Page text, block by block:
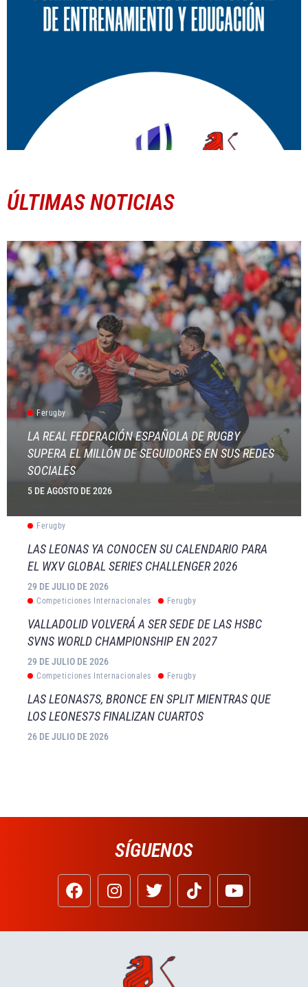
ÚLTIMAS NOTICIAS
Ferugby
LA REAL FEDERACIÓN ESPAÑOLA DE RUGBY
SUPERA EL MILLÓN DE SEGUIDORES EN SUS REDES
SOCIALES
5 DE AGOSTO DE 2026
Ferugby
LAS LEONAS YA CONOCEN SU CALENDARIO PARA
EL WXV GLOBAL SERIES CHALLENGER 2026
29 DE JULIO DE 2026
Competiciones Internacionales Ferugby
VALLADOLID VOLVERÁ A SER SEDE DE LAS HSBC
SVNS WORLD CHAMPIONSHIP EN 2027
29 DE JULIO DE 2026
Competiciones Internacionales Ferugby
LAS LEONAS7S, BRONCE EN SPLIT MIENTRAS QUE
LOS LEONES7S FINALIZAN CUARTOS
26 DE JULIO DE 2026
SÍGUENOS